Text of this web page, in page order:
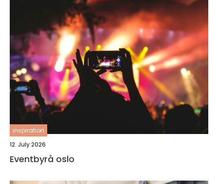
inspiration
12. July 2026
Eventbyrå oslo